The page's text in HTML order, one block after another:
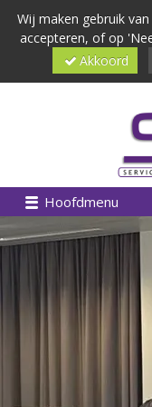
Wij maken gebruik
accepteren, of op
Akkoord
Hoofdmenu